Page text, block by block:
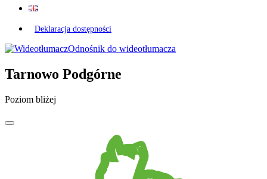
Deklaracja dostępności
Odnośnik do wideotłumacza
Tarnowo Podgórne
Poziom bliżej